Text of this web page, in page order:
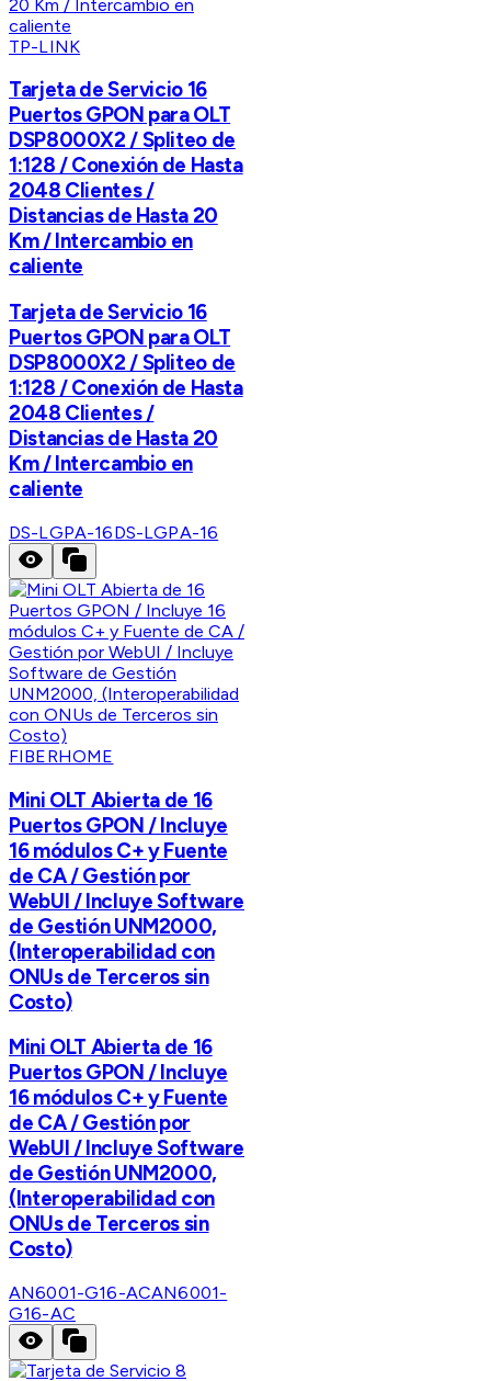
TP-LINK
Tarjeta de Servicio 16
Puertos GPON para OLT
DSP8000X2 / Spliteo de
1:128 / Conexión de Hasta
2048 Clientes /
Distancias de Hasta 20
Km / Intercambio en
caliente
Tarjeta de Servicio 16
Puertos GPON para OLT
DSP8000X2 / Spliteo de
1:128 / Conexión de Hasta
2048 Clientes /
Distancias de Hasta 20
Km / Intercambio en
caliente
DS-LGPA-16DS-LGPA-16
FIBERHOME
Mini OLT Abierta de 16
Puertos GPON / Incluye
16 módulos C+ y Fuente
de CA / Gestión por
WebUI / Incluye Software
de Gestión UNM2000,
(Interoperabilidad con
ONUs de Terceros sin
Costo)
Mini OLT Abierta de 16
Puertos GPON / Incluye
16 módulos C+ y Fuente
de CA / Gestión por
WebUI / Incluye Software
de Gestión UNM2000,
(Interoperabilidad con
ONUs de Terceros sin
Costo)
AN6001-G16-ACAN6001-
G16-AC